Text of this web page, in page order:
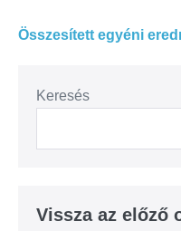
Összesített egyéni
Keresés
Vissza az előző